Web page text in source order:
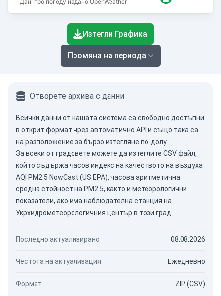
Дані про погоду надано OpenWeather
End of interactive chart.
Изтегли Графика
Промяна на периода
Отворете архива с данни
Всички данни от нашата система са свободно достъпни
в открит формат чрез автоматично API и също така са
на разположение за бързо изтегляне по-долу.
За всеки от градовете можете да изтеглите CSV файл,
който съдържа часов индекс на качеството на въздуха
AQI PM2.5 NowCast (US EPA), часова аритметична
средна стойност на PM2.5, както и метеорологични
показатели, ако има наблюдателна станция на
Укрхидрометеорологичния център в този град.
Последно актуализирано 08.08.2026
Честота на актуализация Ежедневно
Формат ZIP (CSV)